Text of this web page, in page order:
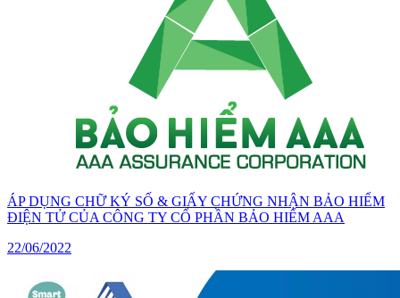
ÁP DỤNG CHỮ KÝ SỐ & GIẤY CHỨNG NHẬN BẢO HIỂM
ĐIỆN TỬ CỦA CÔNG TY CỔ PHẦN BẢO HIỂM AAA
22/06/2022